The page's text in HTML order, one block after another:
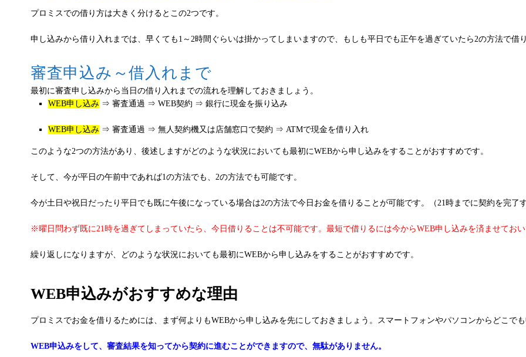
プロミスでの借り方は大きく分けるとこの2つです。
申し込みから借り入れまでは、早くても1～2時間ぐらいは掛かってしまいますので、もしも平日でも正午を過ぎていたら2の方法で借
審査申込み～借入れまで
最初に審査申し込みから当日の借り入れまでの流れを理解しておきましょう。
WEB申し込み ⇒ 審査通過 ⇒ WEB契約 ⇒ 銀行に現金を振り込み
WEB申し込み ⇒ 審査通過 ⇒ 無人契約機又は店舗窓口で契約 ⇒ ATMで現金を借り入れ
このような2つの方法があり、後述しますがどのような状況においても最初にWEBから申し込みをすることがおすすめです。
そして、今が平日の午前中であれば1の方法でも、2の方法でも可能です。
今が土日や祝日だったり平日でも既に午後になっている場合は2の方法で今日お金を借りることが可能です。（21時までに契約を完了
※曜日問わず既に21時を過ぎてしまっていたら、今日借りることは不可能です。最短で借りるには今からWEB申し込みを済ませてお
繰り返しになりますが、どのような状況においても最初にWEBから申し込みをすることがおすすめです。
WEB申込みがおすすめな理由
プロミスでお金を借りるためには、まず何よりもWEBから申し込みを先にしておきましょう。スマートフォンやパソコンからどこで
WEB申込みをして、審査結果を知ってから契約に進むことができますので、無駄がありません。